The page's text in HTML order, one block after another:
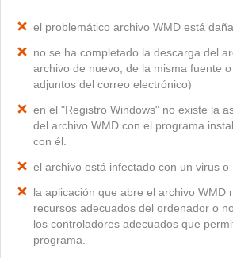
el problemático archivo WMD está
no se ha completado la descarga del
archivo de nuevo, de la misma fuente
adjuntos del correo electrónico)
en el "Registro Windows" no existe la
del archivo WMD con el programa
con él.
el archivo está infectado con un virus o
la aplicación que abre el archivo WMD
recursos adecuados del ordenador o
los controladores adecuados que
programa.